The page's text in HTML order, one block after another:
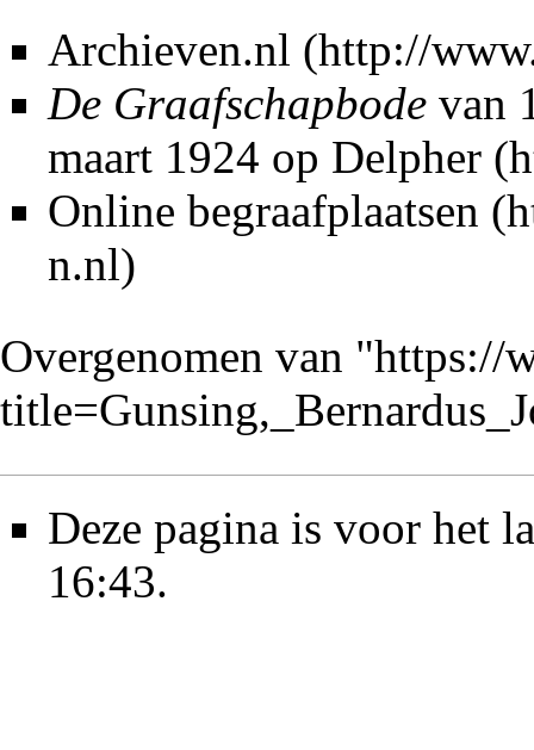
Archieven.nl
De Graafschapbode van
maart 1924 op Delpher
Online begraafplaatsen
Overgenomen van "https://
Deze pagina is voor het
16:43.